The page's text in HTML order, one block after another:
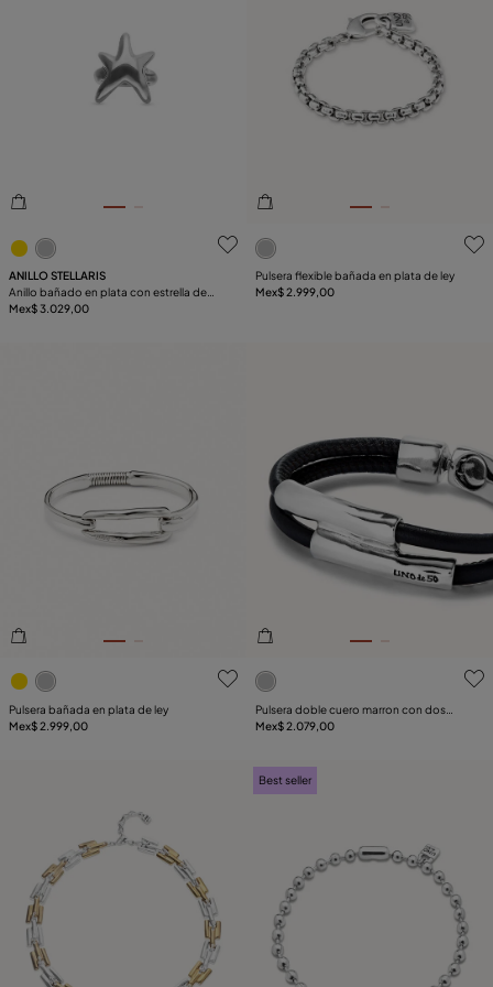
5de 5 Valoración del cliente
ANILLO STELLARIS
Anillo bañado en plata con estrella de
mar
Mex$ 3.029,00
5de 5 Valoración del cliente
Pulsera flexible bañada en plata de ley
Mex$ 2.999,00
3.6de 5 Valoración del cliente
Pulsera bañada en plata de ley
Mex$ 2.999,00
5de 5 Valoración del cliente
Pulsera doble cuero marron con dos
tubos bañada en plata de ley
Mex$ 2.079,00
Best seller